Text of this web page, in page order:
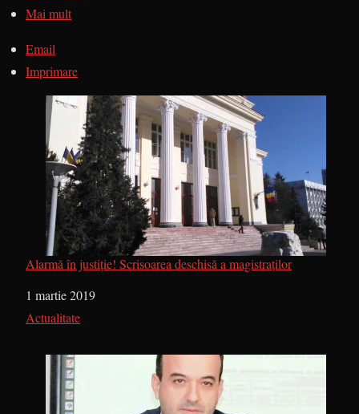
Mai mult
Email
Imprimare
Alarmă în justiție! Scrisoarea deschisă a magistraților
Dată
1 martie 2019
În legătură cu
Actualitate